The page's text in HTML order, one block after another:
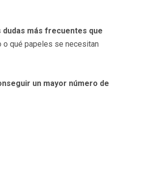
más frecuentes que
o qué papeles se necesitan
un mayor número de